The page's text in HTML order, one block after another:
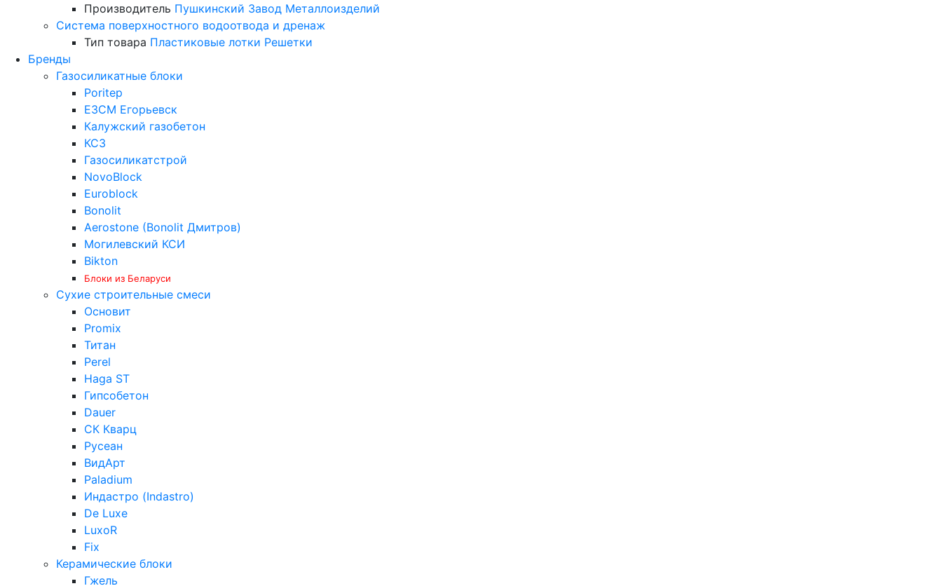
Производитель Пушкинский Завод Металлоизделий
Система поверхностного водоотвода и дренаж
Тип товара Пластиковые лотки Решетки
Бренды
Газосиликатные блоки
Poritep
ЕЗСМ Егорьевск
Калужский газобетон
КСЗ
Газосиликатстрой
NovoBlock
Euroblock
Bonolit
Aerostone (Bonolit Дмитров)
Могилевский КСИ
Bikton
Блоки из Беларуси
Сухие строительные смеси
Основит
Promix
Титан
Perel
Haga ST
Гипсобетон
Dauer
СК Кварц
Русеан
ВидАрт
Paladium
Индастро (Indastro)
De Luxe
LuxoR
Fix
Керамические блоки
Гжель